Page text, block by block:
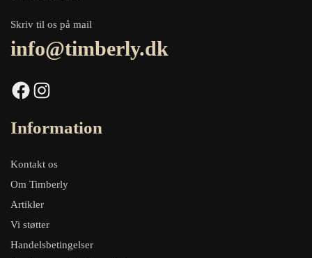
Skriv til os på mail
info@timberly.dk
Facebook Instagram
Information
Kontakt os
Om Timberly
Artikler
Vi støtter
Handelsbetingelser